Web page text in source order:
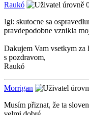
Raukó
Igi: skutocne sa
pravdepodobne vznikla
Dakujem Vam vsetkym za
s pozdravom,
Raukó
Morrigan
Musím přiznat, že ta